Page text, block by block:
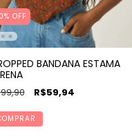
OFF
BANDANA ESTAMA
R$59,94